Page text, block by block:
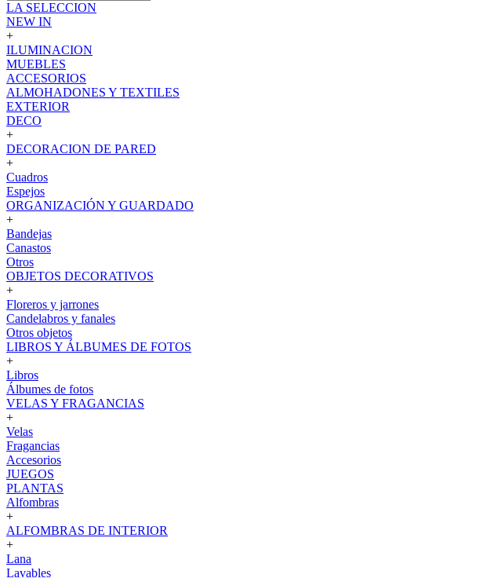
LA SELECCION
NEW IN
+
ILUMINACION
MUEBLES
ACCESORIOS
ALMOHADONES Y TEXTILES
EXTERIOR
DECO
+
DECORACION DE PARED
+
Cuadros
Espejos
ORGANIZACIÓN Y GUARDADO
+
Bandejas
Canastos
Otros
OBJETOS DECORATIVOS
+
Floreros y jarrones
Candelabros y fanales
Otros objetos
LIBROS Y ÁLBUMES DE FOTOS
+
Libros
Álbumes de fotos
VELAS Y FRAGANCIAS
+
Velas
Fragancias
Accesorios
JUEGOS
PLANTAS
Alfombras
+
ALFOMBRAS DE INTERIOR
+
Lana
Lavables